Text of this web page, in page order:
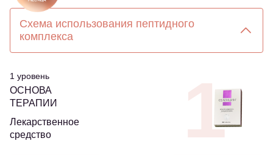
Схема использования пептидного
комплекса
1
1 уровень
ОСНОВА
ТЕРАПИИ
Лекарственное
средство